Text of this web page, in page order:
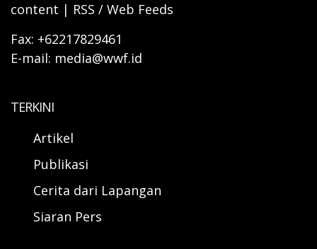
content | RSS / Web Feeds
Fax: +62217829461
E-mail: media@wwf.id
TERKINI
Artikel
Publikasi
Cerita dari Lapangan
Siaran Pers